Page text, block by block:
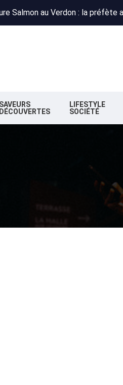
en Gironde : Obispo,
à Bordeaux : la
SAVEURS
DÉCOUVERTES
LIFESTYLE
SOCIÉTÉ